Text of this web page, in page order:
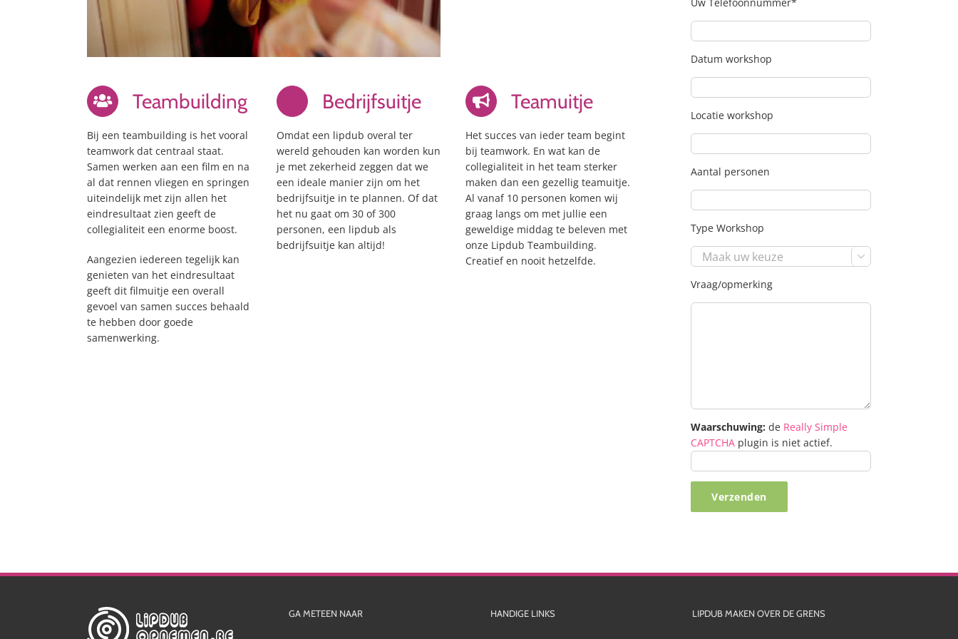
Teambuilding
Bij een teambuilding is het vooral
teamwork dat centraal staat.
Samen werken aan een film en na
al dat rennen vliegen en springen
uiteindelijk met zijn allen het
eindresultaat zien geeft de
collegialiteit een enorme boost.
Aangezien iedereen tegelijk kan
genieten van het eindresultaat
geeft dit filmuitje een overall
gevoel van samen succes behaald
te hebben door goede
samenwerking.
Bedrijfsuitje
Omdat een lipdub overal ter
wereld gehouden kan worden kun
je met zekerheid zeggen dat we
een ideale manier zijn om het
bedrijfsuitje in te plannen. Of dat
het nu gaat om 30 of 300
personen, een lipdub als
bedrijfsuitje kan altijd!
Teamuitje
Het succes van ieder team begint
bij teamwork. En wat kan de
collegialiteit in het team sterker
maken dan een gezellig teamuitje.
Al vanaf 10 personen komen wij
graag langs om met jullie een
geweldige middag te beleven met
onze Lipdub Teambuilding.
Creatief en nooit hetzelfde.
Datum workshop
Locatie workshop
Aantal personen
Type Workshop

Vraag/opmerking
Waarschuwing: de Really Simple
CAPTCHA plugin is niet actief.
GA METEEN NAAR HANDIGE LINKS LIPDUB MAKEN OVER DE GRENS